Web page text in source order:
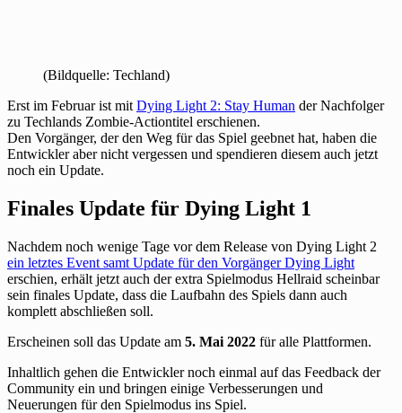
(Bildquelle: Techland)
Erst im Februar ist mit Dying Light 2: Stay Human der Nachfolger
zu Techlands Zombie-Actiontitel erschienen.
Den Vorgänger, der den Weg für das Spiel geebnet hat, haben die
Entwickler aber nicht vergessen und spendieren diesem auch jetzt
noch ein Update.
Finales Update für Dying Light 1
Nachdem noch wenige Tage vor dem Release von Dying Light 2
ein letztes Event samt Update für den Vorgänger Dying Light
erschien, erhält jetzt auch der extra Spielmodus Hellraid scheinbar
sein finales Update, dass die Laufbahn des Spiels dann auch
komplett abschließen soll.
Erscheinen soll das Update am 5. Mai 2022 für alle Plattformen.
Inhaltlich gehen die Entwickler noch einmal auf das Feedback der
Community ein und bringen einige Verbesserungen und
Neuerungen für den Spielmodus ins Spiel.